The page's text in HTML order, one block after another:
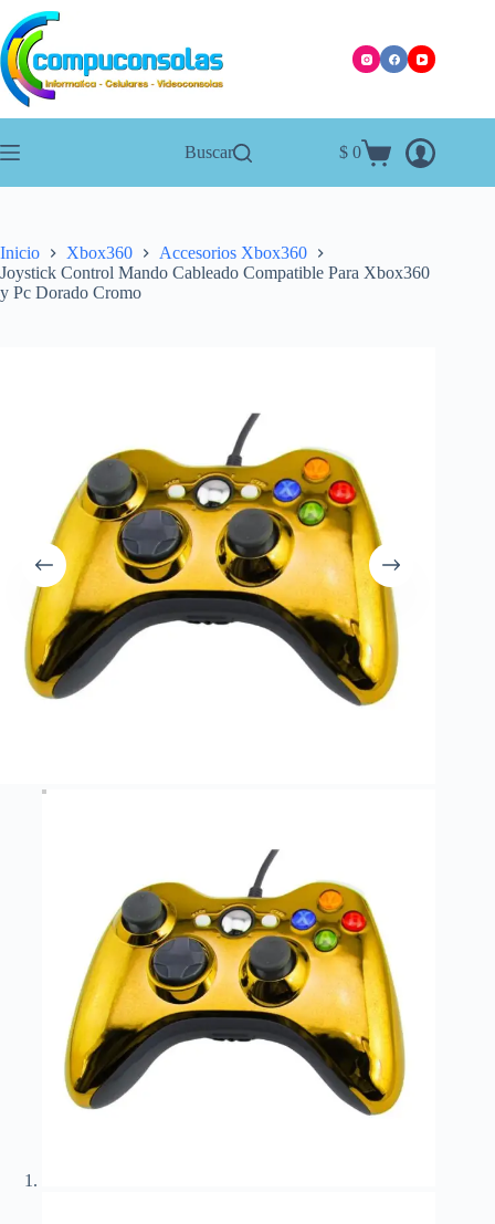
Saltar
al
contenido
Buscar
Carro
$ 0
Inicio Xbox360
Accesorios Xbox360
Joystick Control Mando Cableado Compatible Para Xbox360
y Pc Dorado Cromo